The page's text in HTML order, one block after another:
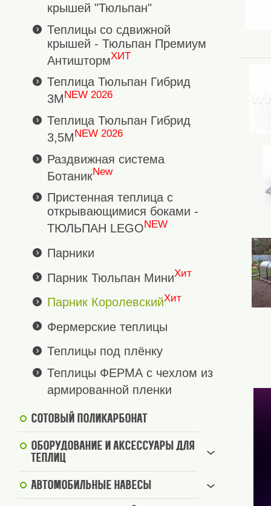
крышей "Тюльпан"
Теплицы со сдвижной
крышей - Тюльпан Премиум
АнтиштормХИТ
Теплица Тюльпан Гибрид
3М NEW 2026
Теплица Тюльпан Гибрид
3,5МNEW 2026
Раздвижная система
БотаникNew
Пристенная теплица с
открывающимися боками -
ТЮЛЬПАН LEGONEW
Парники
Парник Тюльпан МиниХит
Парник КоролевскийХит
Фермерские теплицы
Теплицы под плёнку
Теплицы ФЕРМА с чехлом из
армированной пленки
Сотовый поликарбонат
Оборудование и аксессуары для
теплиц
Автомобильные навесы